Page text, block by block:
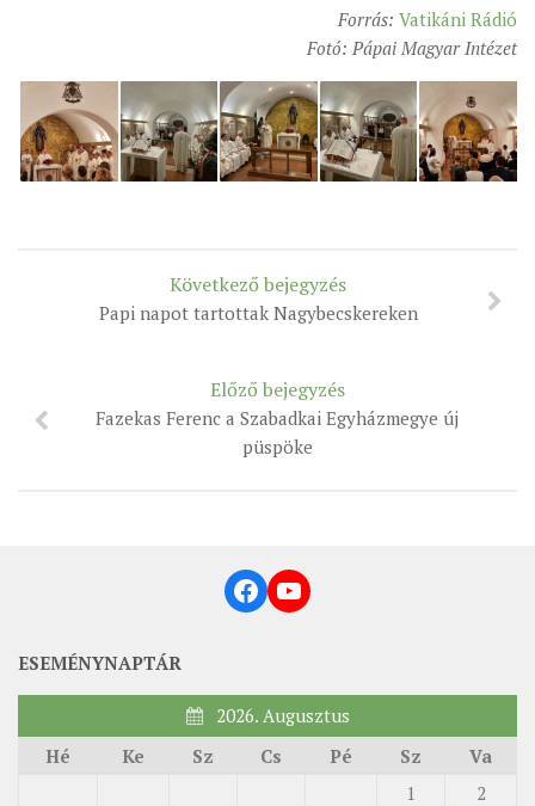
Forrás: Vatikáni Rádió
Fotó: Pápai Magyar Intézet
Következő bejegyzés
Papi napot tartottak Nagybecskereken
Előző bejegyzés
Fazekas Ferenc a Szabadkai Egyházmegye új
püspöke
Facebook
YouTube
ESEMÉNYNAPTÁR
2026. Augusztus
Hé
Ke Sz Cs Pé Sz Va
1
2